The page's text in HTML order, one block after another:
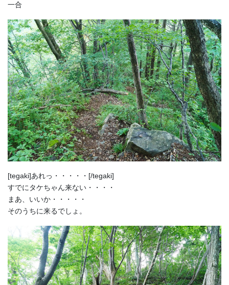
一合
[tegaki]あれっ・・・・・[/tegaki]
すでにタケちゃん来ない・・・・
まあ、いいか・・・・・
そのうちに来るでしょ。